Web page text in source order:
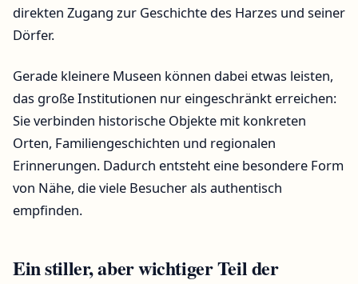
direkten Zugang zur Geschichte des Harzes und seiner
Dörfer.
Gerade kleinere Museen können dabei etwas leisten,
das große Institutionen nur eingeschränkt erreichen:
Sie verbinden historische Objekte mit konkreten
Orten, Familiengeschichten und regionalen
Erinnerungen. Dadurch entsteht eine besondere Form
von Nähe, die viele Besucher als authentisch
empfinden.
Ein stiller, aber wichtiger Teil der